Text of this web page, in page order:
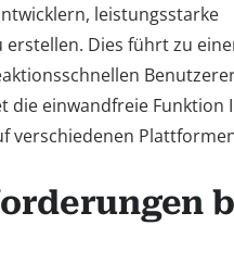
leistungsstarke
erstellen. Dies führt zu
die einwandfreie Funktion
verschiedenen